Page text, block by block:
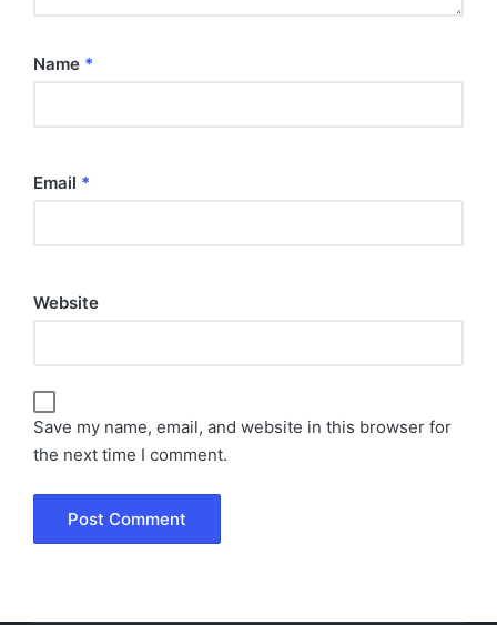
Name *
Email *
Website
Save my name, email, and website in this browser for
the next time I comment.